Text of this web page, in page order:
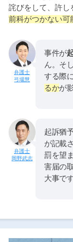
詫びをして、許し
前科がつかない可
弓場慧
事件が
ん。そ
する際に
るかが
岡野武志
起訴猶
が記載
罰を望
害届の
大事です